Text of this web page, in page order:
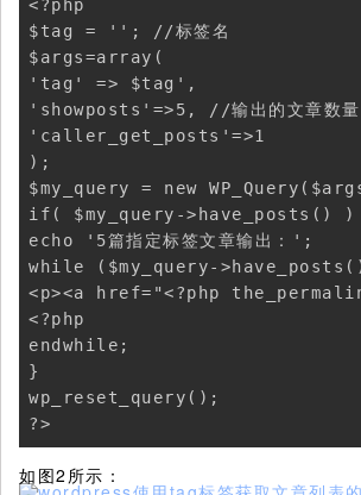
<?php
$tag = ''; //标签名
$args=array(
'tag' => $tag',
'showposts'=>5, //输出的文章数量
'caller_get_posts'=>1
);
$my_query = new
if( $my_query->have_posts()
echo '5篇指定标签文章输出：';
while ($my_query-
<p><a href="<?php
<?php
endwhile;
}
wp_reset_query();
?>
如图2所示：